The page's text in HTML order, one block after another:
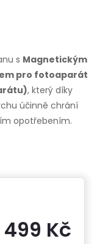
s Magnetickým
pro fotoaparát
, který díky
účinně chrání
opotřebením.
499 Kč